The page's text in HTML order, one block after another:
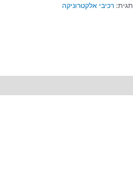
תגית: רכיבי אלקטרוניקה